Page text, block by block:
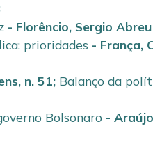
- Florêncio, Sergio
prioridades - França,
, n. 51; Balanço da
Bolsonaro -